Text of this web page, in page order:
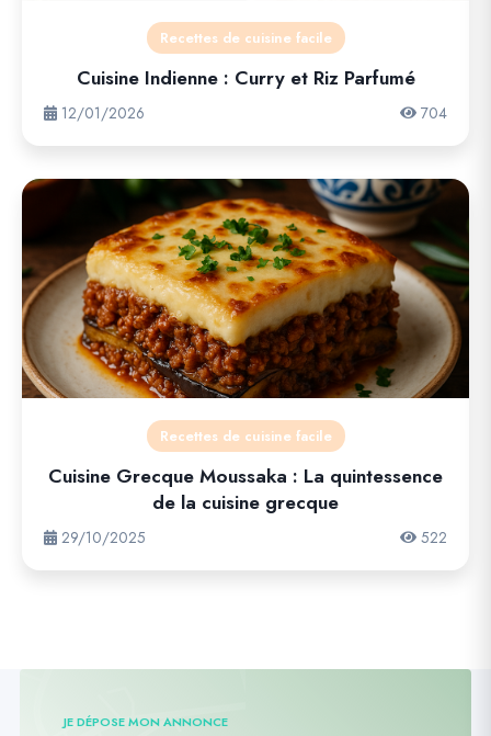
Recettes de cuisine facile
Cuisine Indienne : Curry et Riz Parfumé
12/01/2026 704
Recettes de cuisine facile
Cuisine Grecque Moussaka : La quintessence
de la cuisine grecque
29/10/2025 522
JE DÉPOSE MON ANNONCE